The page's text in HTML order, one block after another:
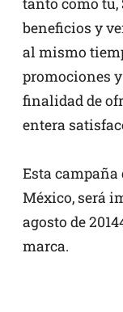
tanto como tú,
beneficios y
al mismo
promociones
finalidad de
entera
Esta campaña
México, será
agosto de
marca.